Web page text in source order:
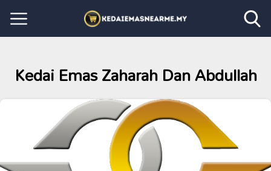
Kedai Emas Zaharah Dan Abdullah